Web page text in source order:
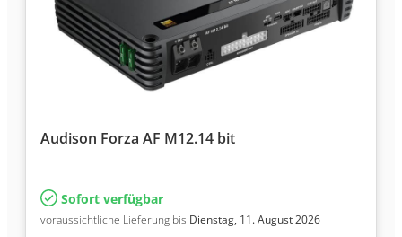
Audison Forza AF M12.14 bit
Sofort verfügbar
voraussichtliche Lieferung bis Dienstag, 11. August 2026